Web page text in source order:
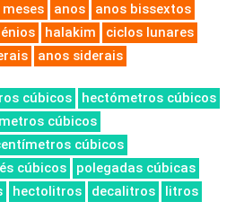
meses anos
anos bissextos
halakim
ciclos lunares
anos siderais
cúbicos
hectómetros cúbicos
metros cúbicos
cúbicos
cúbicos
polegadas cúbicas
hectolitros decalitros
litros